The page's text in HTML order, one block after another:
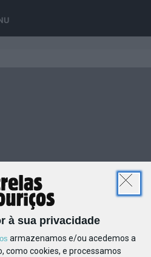
à sua privacidade
armazenamos e/ou acedemos a
como cookies, e processamos